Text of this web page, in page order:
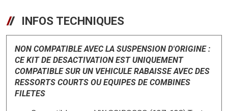
INFOS TECHNIQUES
NON COMPATIBLE AVEC LA SUSPENSION D'ORIGINE :
CE KIT DE DESACTIVATION EST UNIQUEMENT
COMPATIBLE SUR UN VEHICULE RABAISSE AVEC DES
RESSORTS COURTS OU EQUIPES DE COMBINES
FILETES